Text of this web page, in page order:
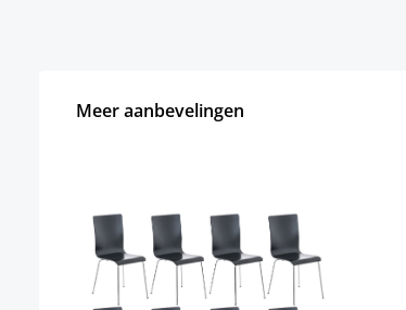
Meer aanbevelingen